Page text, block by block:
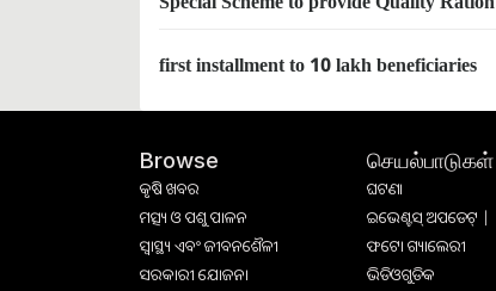
first installment to 10 lakh beneficiaries
Browse
କୃଷି ଖବର
ମତ୍ସ୍ୟ ଓ ପଶୁ ପାଳନ
ସ୍ୱାସ୍ଥ୍ୟ ଏବଂ ଜୀବନଶୈଳୀ
ସରକାରୀ ଯୋଜନା
செயல்பாடுகள்
ଘଟଣା
ଇଭେଣ୍ଟସ୍ ଅପଡେଟ୍ |
ଫଟୋ ଗ୍ୟାଲେରୀ
ଭିଡିଓଗୁଡିକ